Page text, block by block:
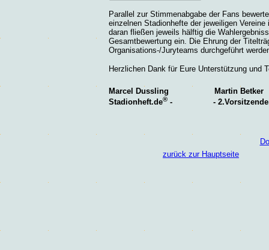
Parallel zur Stimmenabgabe der Fans
einzelnen Stadionhefte der jeweiligen
daran fließen jeweils hälftig die
Gesamtbewertung ein. Die Ehrung der
Organisations-/Juryteams durchgeführt
Herzlichen Dank für Eure Unterstützung und
Marcel Dussling
Martin Betker
Stadionheft.de® - -
zurück zur Hauptseite